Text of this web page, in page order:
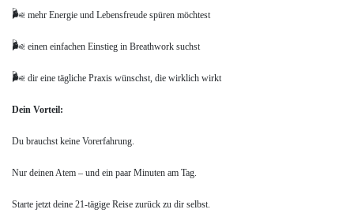
🌬️ mehr Energie und Lebensfreude spüren möchtest
🌬️ einen einfachen Einstieg in Breathwork suchst
🌬️ dir eine tägliche Praxis wünschst, die wirklich wirkt
Dein Vorteil:
Du brauchst keine Vorerfahrung.
Nur deinen Atem – und ein paar Minuten am Tag.
Starte jetzt deine 21-tägige Reise zurück zu dir selbst.